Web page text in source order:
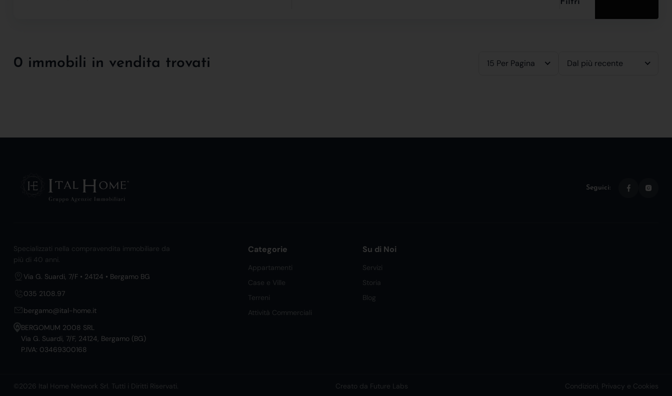
0 immobili in vendita trovati 15 Per Pagina Dal più recente
Seguici:
Specializzati nella compravendita immobiliare da
più di 40 anni.
Via G. Suardi, 7/F • 24124 • Bergamo BG
035 21.08.97
bergamo@ital-home.it
BERGOMUM 2008 SRL
Via G. Suardi, 7/F, 24124, Bergamo (BG)
P.IVA: 03469300168
Categorie
Appartamenti
Case e Ville
Terreni
Attività Commerciali
Su di Noi
Servizi
Storia
Blog
©2026 Ital Home Network Srl. Tutti i Diritti Riservati. Creato da Future Labs Condizioni, Privacy e Cookies